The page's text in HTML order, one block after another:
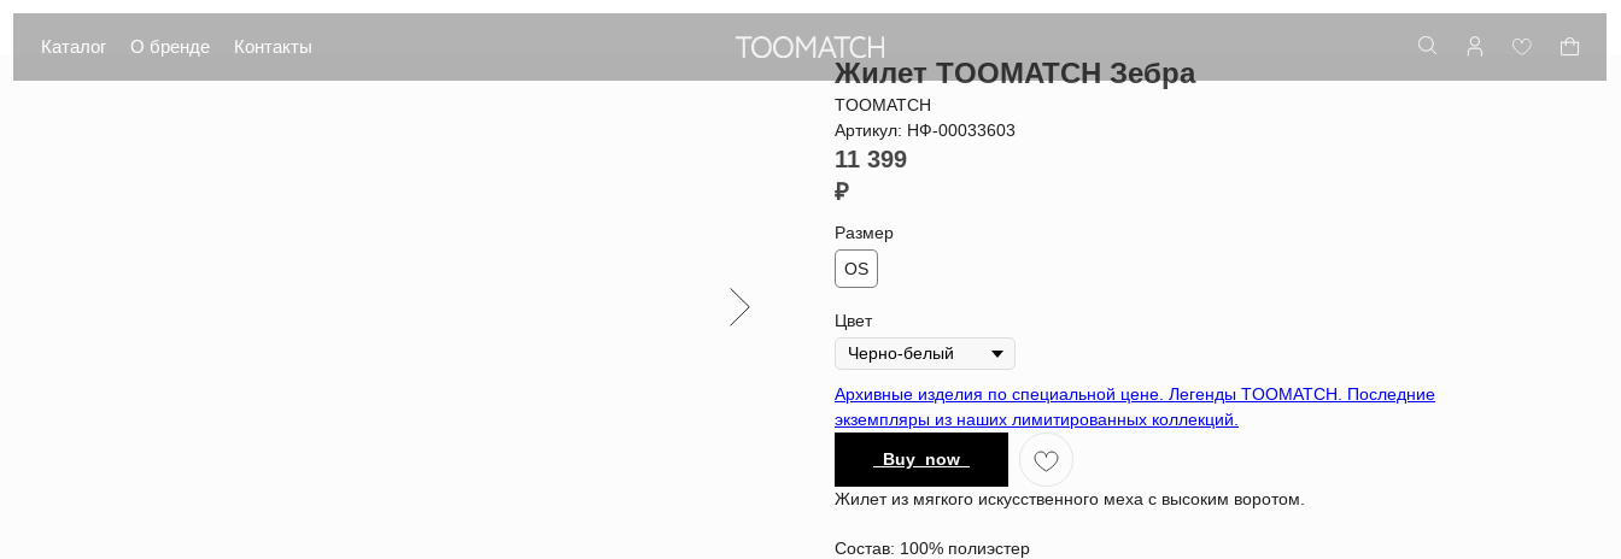
Контакты
О бренде
Каталог
Жилет TOOMATCH Зебра
TOOMATCH
Артикул: НФ-00033603
11 399
₽
Размер
OS
Цвет
Архивные изделия по специальной цене. Легенды TOOMATCH. Последние
экземпляры из наших лимитированных коллекций.
_Buy_now_
Жилет из мягкого искусственного меха с высоким воротом.
Состав: 100% полиэстер